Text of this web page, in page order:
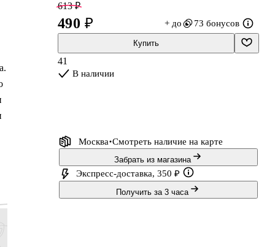
613 ₽
490 ₽ + до 73 бонусов
Купить
41
В наличии
Москва Смотреть наличие на карте
Забрать из магазина
Экспресс-доставка, 350 ₽
Получить за 3 часа